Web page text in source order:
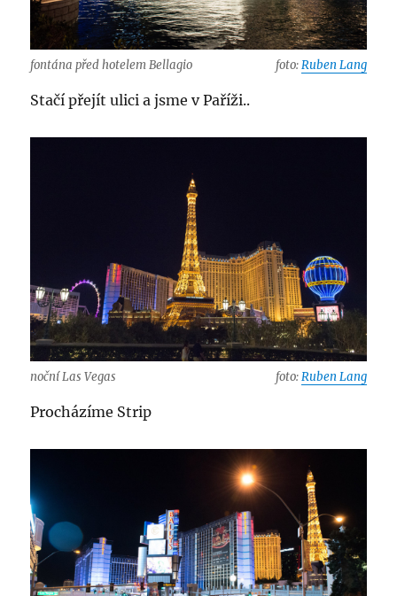
fontána před hotelem Bellagio foto:Ruben Lang
Stačí přejít ulici a jsme v Paříži..
noční Las Vegas foto:Ruben Lang
Procházíme Strip